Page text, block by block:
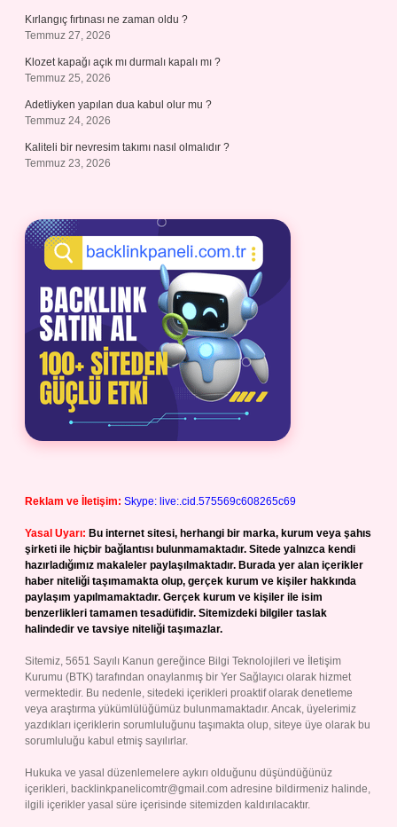
Kırlangıç fırtınası ne zaman oldu ?
Temmuz 27, 2026
Klozet kapağı açık mı durmalı kapalı mı ?
Temmuz 25, 2026
Adetliyken yapılan dua kabul olur mu ?
Temmuz 24, 2026
Kaliteli bir nevresim takımı nasıl olmalıdır ?
Temmuz 23, 2026
Reklam ve İletişim: Skype: live:.cid.575569c608265c69
Yasal Uyarı: Bu internet sitesi, herhangi bir marka, kurum veya şahıs
şirketi ile hiçbir bağlantısı bulunmamaktadır. Sitede yalnızca kendi
hazırladığımız makaleler paylaşılmaktadır. Burada yer alan içerikler
haber niteliği taşımamakta olup, gerçek kurum ve kişiler hakkında
paylaşım yapılmamaktadır. Gerçek kurum ve kişiler ile isim
benzerlikleri tamamen tesadüfidir. Sitemizdeki bilgiler taslak
halindedir ve tavsiye niteliği taşımazlar.
Sitemiz, 5651 Sayılı Kanun gereğince Bilgi Teknolojileri ve İletişim
Kurumu (BTK) tarafından onaylanmış bir Yer Sağlayıcı olarak hizmet
vermektedir. Bu nedenle, sitedeki içerikleri proaktif olarak denetleme
veya araştırma yükümlülüğümüz bulunmamaktadır. Ancak, üyelerimiz
yazdıkları içeriklerin sorumluluğunu taşımakta olup, siteye üye olarak bu
sorumluluğu kabul etmiş sayılırlar.
Hukuka ve yasal düzenlemelere aykırı olduğunu düşündüğünüz
içerikleri, backlinkpanelicomtr@gmail.com adresine bildirmeniz halinde,
ilgili içerikler yasal süre içerisinde sitemizden kaldırılacaktır.